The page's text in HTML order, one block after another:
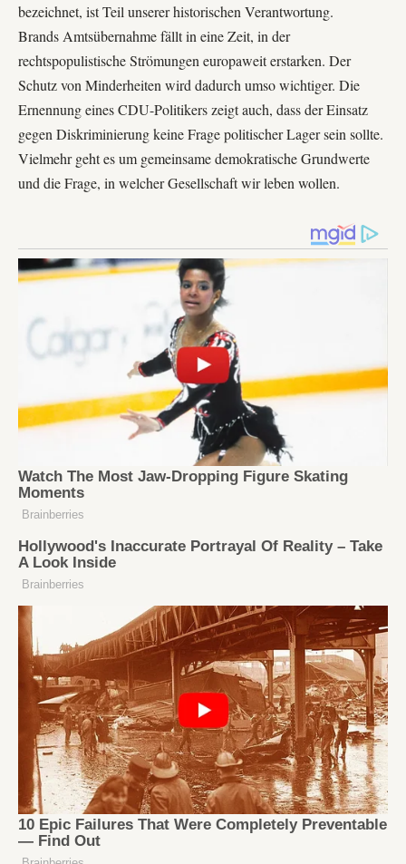
bezeichnet, ist Teil unserer historischen Verantwortung.
Brands Amtsübernahme fällt in eine Zeit, in der
rechtspopulistische Strömungen europaweit erstarken. Der
Schutz von Minderheiten wird dadurch umso wichtiger. Die
Ernennung eines CDU-Politikers zeigt auch, dass der Einsatz
gegen Diskriminierung keine Frage politischer Lager sein sollte.
Vielmehr geht es um gemeinsame demokratische Grundwerte
und die Frage, in welcher Gesellschaft wir leben wollen.